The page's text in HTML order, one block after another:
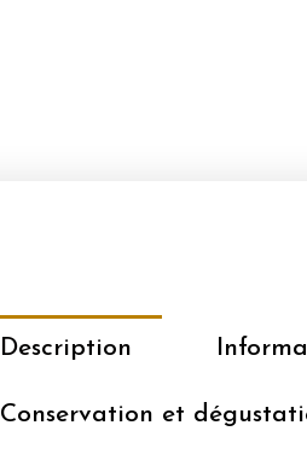
Description
Conservation et